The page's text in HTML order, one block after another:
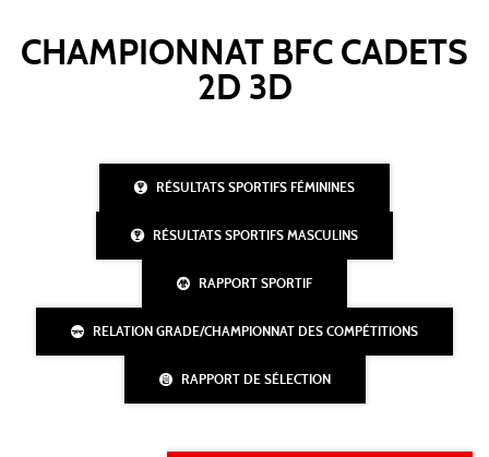
CHAMPIONNAT BFC CADETS
2D 3D
RÉSULTATS SPORTIFS FÉMININES
RÉSULTATS SPORTIFS MASCULINS
RAPPORT SPORTIF
RELATION GRADE/CHAMPIONNAT DES COMPÉTITIONS
RAPPORT DE SÉLECTION